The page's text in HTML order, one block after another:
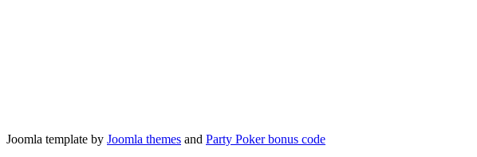
Joomla template by Joomla themes and Party Poker bonus code